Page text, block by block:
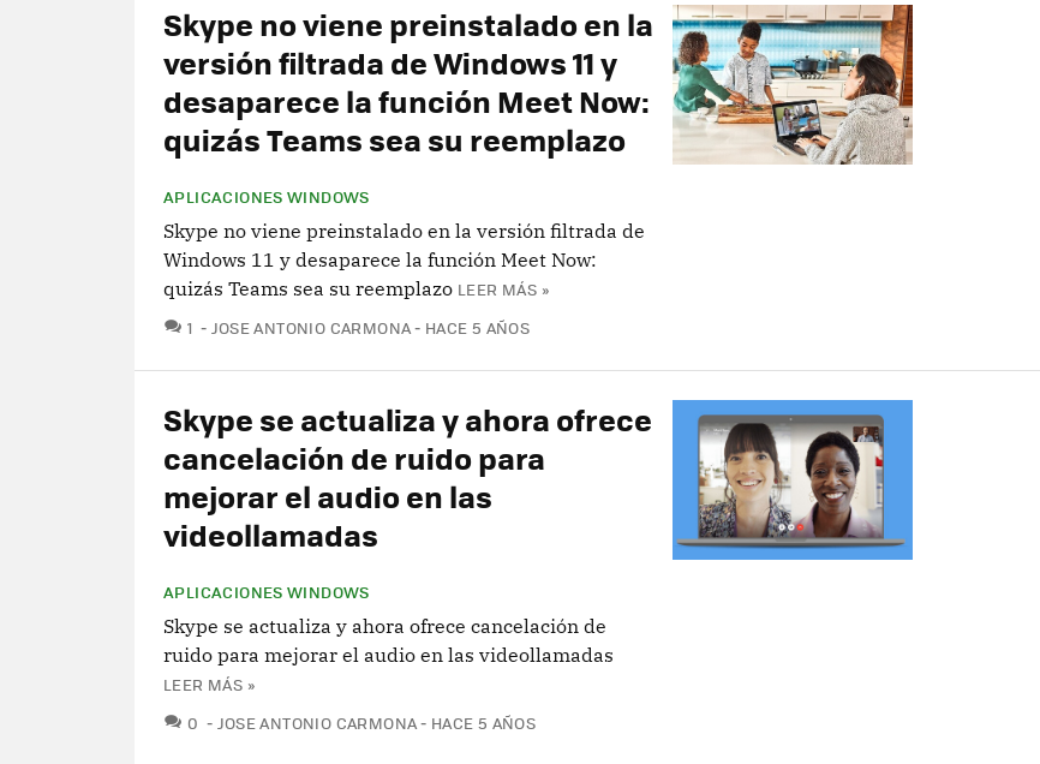
Skype no viene preinstalado en la
versión filtrada de Windows 11 y
desaparece la función Meet Now:
quizás Teams sea su reemplazo
APLICACIONES WINDOWS
Skype no viene preinstalado en la versión filtrada de
Windows 11 y desaparece la función Meet Now:
quizás Teams sea su reemplazo LEER MÁS »
1 COMENTARIOS
JOSE ANTONIO CARMONA HACE 5 AÑOS
Skype se actualiza y ahora ofrece
cancelación de ruido para
mejorar el audio en las
videollamadas
APLICACIONES WINDOWS
Skype se actualiza y ahora ofrece cancelación de
ruido para mejorar el audio en las videollamadas
LEER MÁS »
0 COMENTARIOS
JOSE ANTONIO CARMONA HACE 5 AÑOS